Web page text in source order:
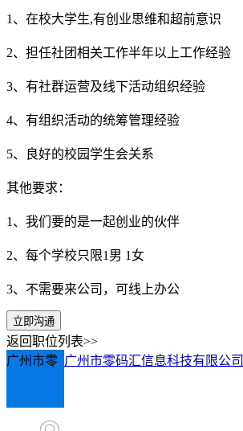
1、在校大学生,有创业思维和超前意识
2、担任社团相关工作半年以上工作经验
3、有社群运营及线下活动组织经验
4、有组织活动的统筹管理经验
5、良好的校园学生会关系
其他要求：
1、我们要的是一起创业的伙伴
2、每个学校只限1男 1女
3、不需要来公司，可线上办公
立即沟通
返回职位列表>>
广州市零 广州市零码汇信息科技有限公司